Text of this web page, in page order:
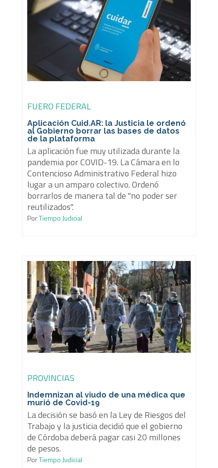
FUERO FEDERAL
Aplicación Cuid.AR: la Justicia le ordenó
al Gobierno borrar las bases de datos
de la plataforma
La aplicación fue muy utilizada durante la
pandemia por COVID-19. La Cámara en lo
Contencioso Administrativo Federal hizo
lugar a un amparo colectivo. Ordenó
borrarlos de manera tal de "no poder ser
reutilizados".
PorTiempo Judicial
PROVINCIAS
Indemnizan al viudo de una médica que
murió de Covid-19
La decisión se basó en la Ley de Riesgos del
Trabajo y la justicia decidió que el gobierno
de Córdoba deberá pagar casi 20 millones
de pesos.
PorTiempo Judicial